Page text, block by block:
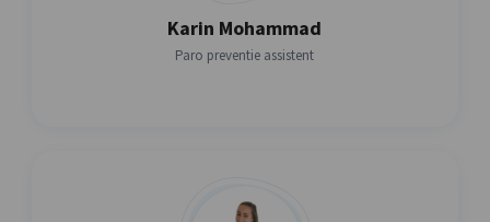
Karin Mohammad
Paro preventie assistent